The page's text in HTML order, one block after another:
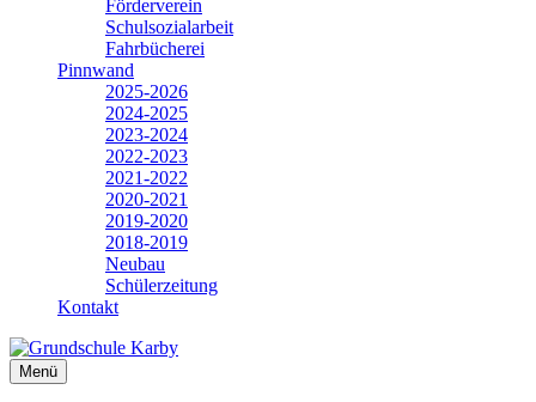
Förderverein
Schulsozialarbeit
Fahrbücherei
Pinnwand
2025-2026
2024-2025
2023-2024
2022-2023
2021-2022
2020-2021
2019-2020
2018-2019
Neubau
Schülerzeitung
Kontakt
Menü